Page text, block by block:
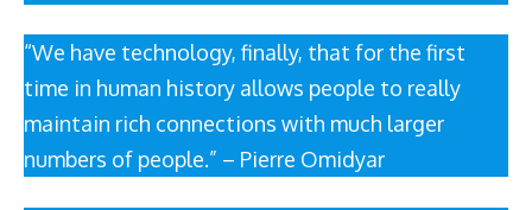
“We have technology, finally, that for the first
time in human history allows people to really
maintain rich connections with much larger
numbers of people.” – Pierre Omidyar